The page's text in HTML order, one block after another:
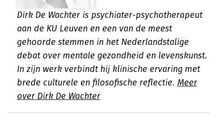
Dirk De Wachter is psychiater-psychotherapeut
aan de KU Leuven en een van de meest
gehoorde stemmen in het Nederlandstalige
debat over mentale gezondheid en levenskunst.
In zijn werk verbindt hij klinische ervaring met
brede culturele en filosofische reflectie. Meer
over Dirk De Wachter